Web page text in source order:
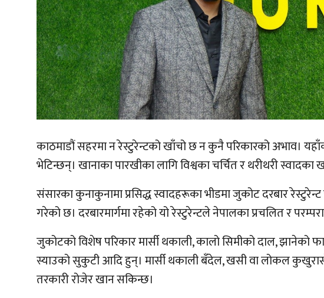
काठमाडौं सहरमा न रेस्टुरेन्टको खाँचो छ न कुनै परिकारको अभाव।
भेटिन्छन्। खानाका पारखीका लागि विश्वका चर्चित र थरीथरी
संसारका कुनाकुनामा प्रसिद्ध स्वादहरूका भीडमा जुकोट दरबार
गरेको छ। दरबारमार्गमा रहेको यो रेस्टुरेन्टले नेपालका प्रचलित र
जुकोटको विशेष परिकार मार्सी थकाली, कालो सिमीको दाल, झानेको
स्याउको सुकुटी आदि हुन्। मार्सी थकाली बँदेल, खसी वा लोकल
तरकारी रोजेर खान सकिन्छ।